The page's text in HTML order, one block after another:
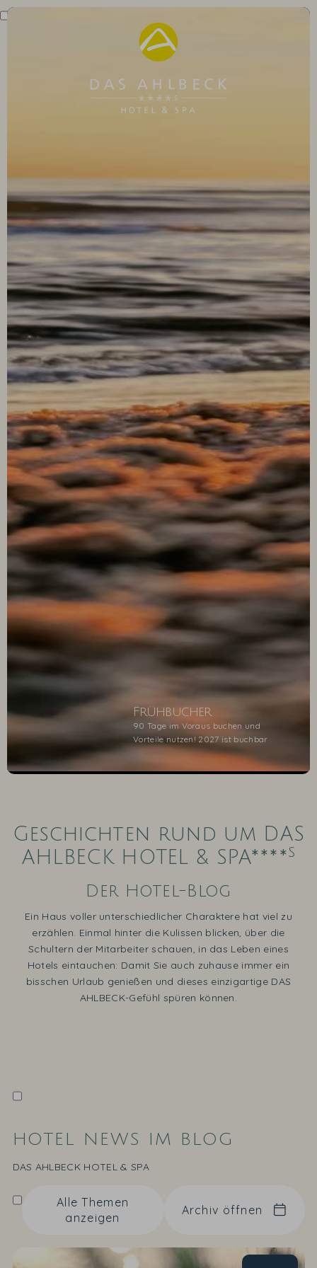
Frühbucher
90 Tage im Voraus buchen und
Vorteile nutzen! 2027 ist buchbar
Geschichten rund um DAS
AHLBECK HOTEL & SPA****s
Der Hotel-Blog
Ein Haus voller unterschiedlicher Charaktere hat viel zu
erzählen. Einmal hinter die Kulissen blicken, über die
Schultern der Mitarbeiter schauen, in das Leben eines
Hotels eintauchen: Damit Sie auch zuhause immer ein
bisschen Urlaub genießen und dieses einzigartige DAS
AHLBECK-Gefühl spüren können.
HOTEL NEWS IM BLOG
DAS AHLBECK HOTEL & SPA
Alle Themen
anzeigen
Archiv öffnen